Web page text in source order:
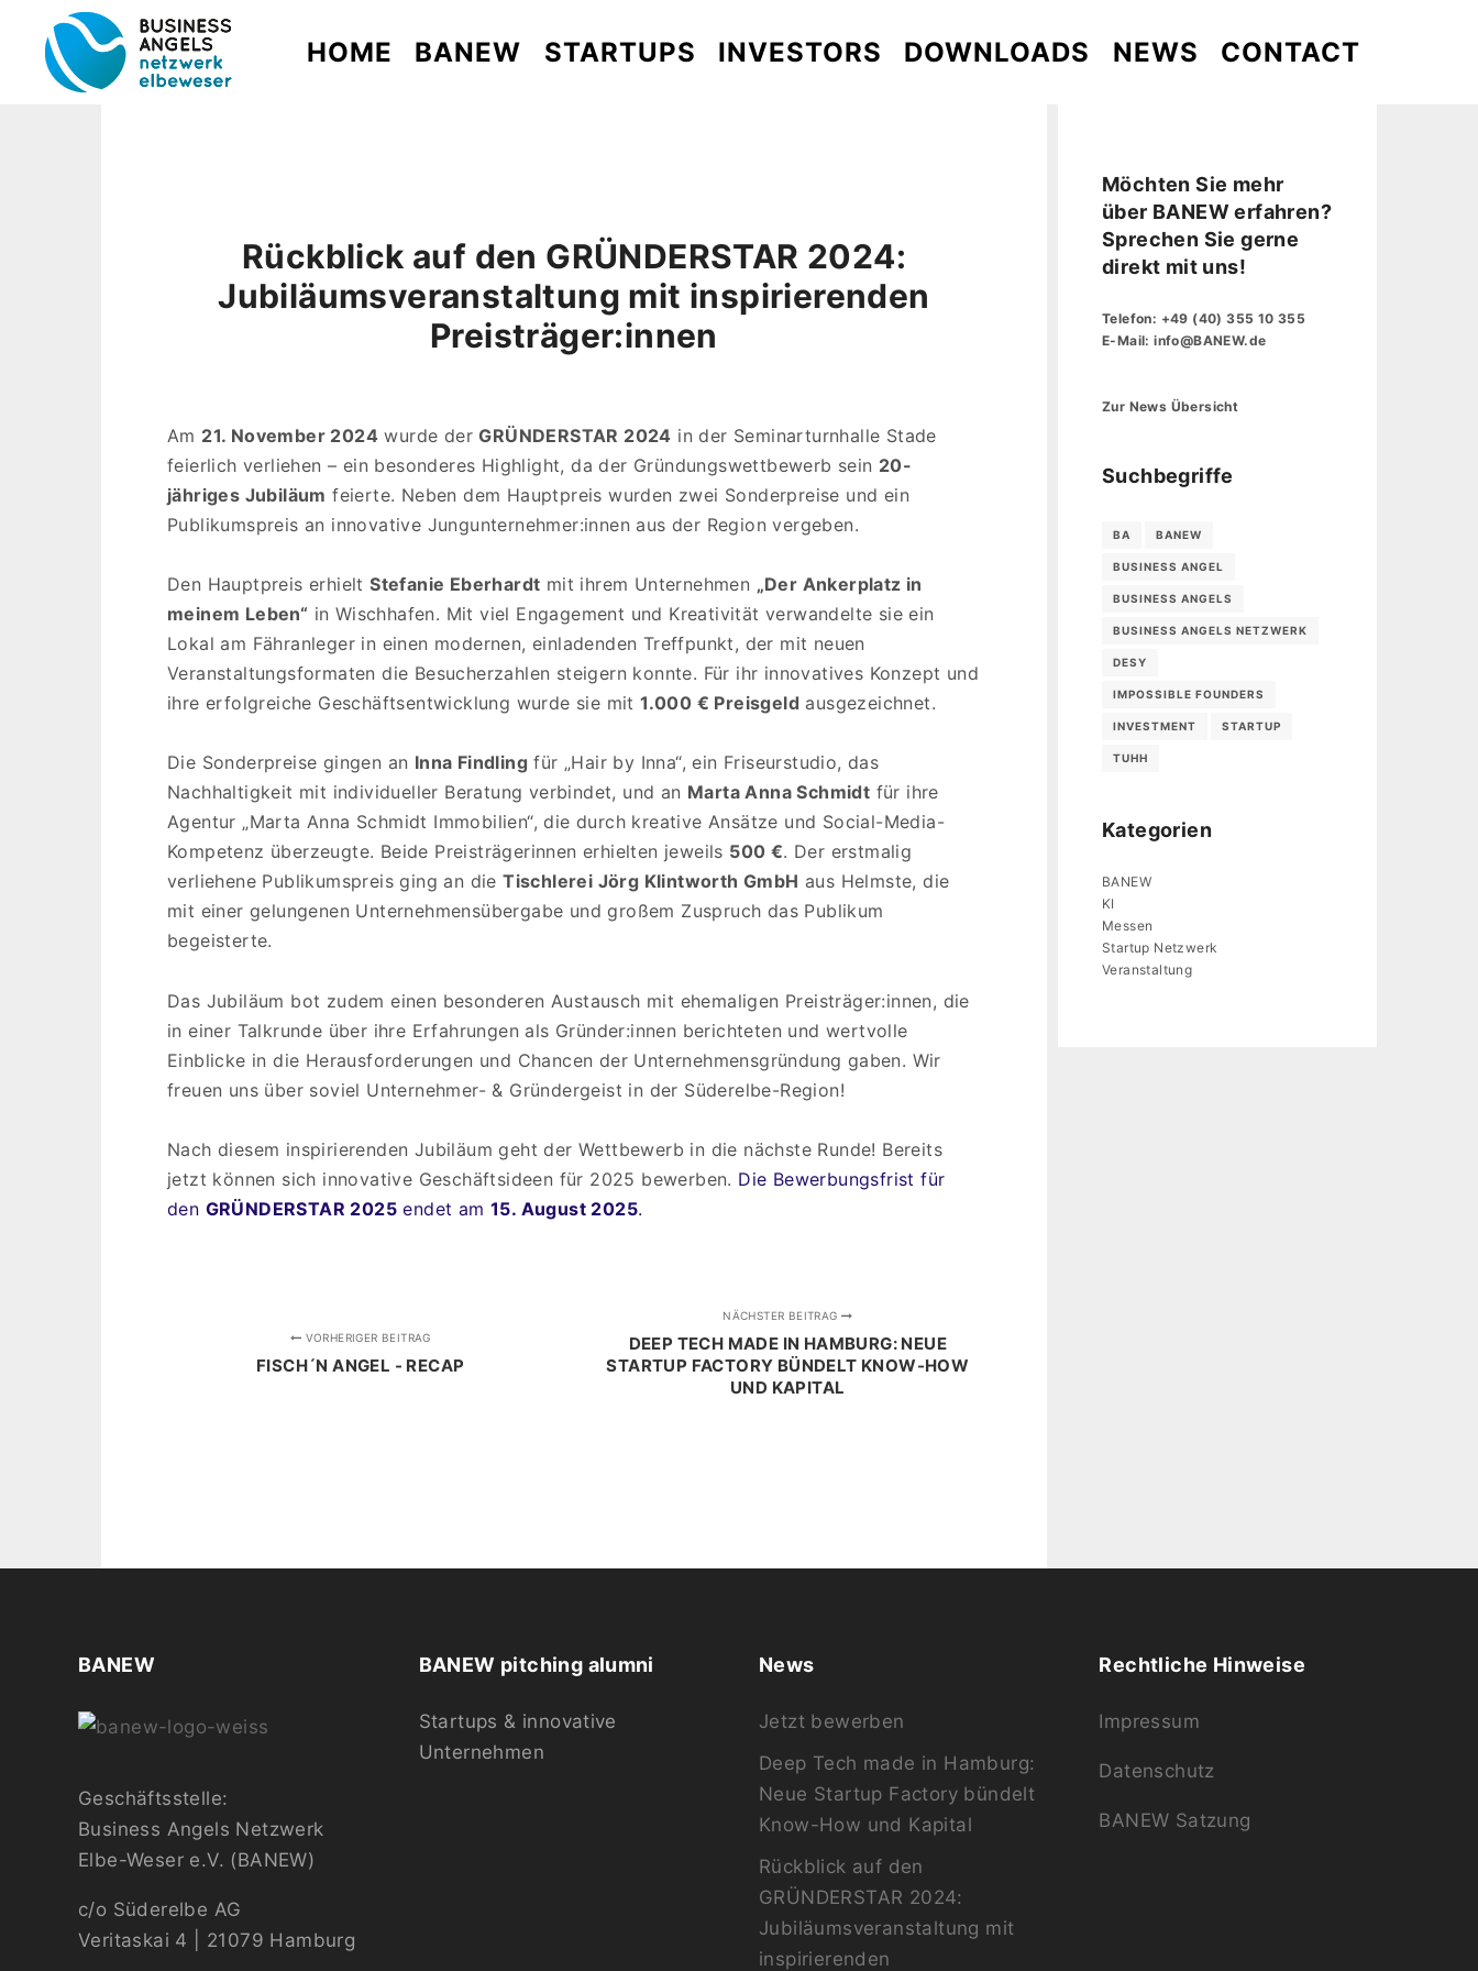
HOME BANEW STARTUPS INVESTORS DOWNLOADS NEWS CONTACT
Rückblick auf den GRÜNDERSTAR 2024:
Jubiläumsveranstaltung mit inspirierenden
Preisträger:innen
Am 21. November 2024 wurde derGRÜNDERSTAR 2024 in der Seminarturnhalle Stade
feierlich verliehen – ein besonderes Highlight, da der Gründungswettbewerb sein 20-
jähriges Jubiläum feierte. Neben dem Hauptpreis wurden zwei Sonderpreise und ein
Publikumspreis an innovative Jungunternehmer:innen aus der Region vergeben.
Den Hauptpreis erhieltStefanie Eberhardt mit ihrem Unternehmen „Der Ankerplatz in
meinem Leben“ in Wischhafen. Mit viel Engagement und Kreativität verwandelte sie ein
Lokal am Fähranleger in einen modernen, einladenden Treffpunkt, der mit neuen
Veranstaltungsformaten die Besucherzahlen steigern konnte. Für ihr innovatives Konzept und
ihre erfolgreiche Geschäftsentwicklung wurde sie mit1.000 € Preisgeld ausgezeichnet.
Die Sonderpreise gingen an Inna Findling für „Hair by Inna“, ein Friseurstudio, das
Nachhaltigkeit mit individueller Beratung verbindet, und an Marta Anna Schmidt für ihre
Agentur „Marta Anna Schmidt Immobilien“, die durch kreative Ansätze und Social-Media-
Kompetenz überzeugte. Beide Preisträgerinnen erhielten jeweils 500 €. Der erstmalig
verliehene Publikumspreis ging an dieTischlerei Jörg Klintworth GmbH aus Helmste, die
mit einer gelungenen Unternehmensübergabe und großem Zuspruch das Publikum
begeisterte.
Das Jubiläum bot zudem einen besonderen Austausch mit ehemaligen Preisträger:innen, die
in einer Talkrunde über ihre Erfahrungen als Gründer:innen berichteten und wertvolle
Einblicke in die Herausforderungen und Chancen der Unternehmensgründung gaben. Wir
freuen uns über soviel Unternehmer- & Gründergeist in der Süderelbe-Region!
Nach diesem inspirierenden Jubiläum geht der Wettbewerb in die nächste Runde! Bereits
jetzt können sich innovative Geschäftsideen für 2025 bewerben. Die Bewerbungsfrist für
den GRÜNDERSTAR 2025 endet am15. August 2025.
VORHERIGER BEITRAG
FISCH´N ANGEL - RECAP
NÄCHSTER BEITRAG
DEEP TECH MADE IN HAMBURG: NEUE
STARTUP FACTORY BÜNDELT KNOW-HOW
UND KAPITAL
Möchten Sie mehr
über BANEW erfahren?
Sprechen Sie gerne
direkt mit uns!
Telefon: +49 (40) 355 10 355
E-Mail:info@BANEW.de
Zur News Übersicht
Suchbegriffe
BA BANEW
BUSINESS ANGEL
BUSINESS ANGELS
BUSINESS ANGELS NETZWERK
DESY
IMPOSSIBLE FOUNDERS
INVESTMENT STARTUP
TUHH
Kategorien
BANEW
KI
Messen
Startup Netzwerk
Veranstaltung
BANEW
Geschäftsstelle:
Business Angels Netzwerk
Elbe-Weser e.V. (BANEW)
c/o Süderelbe AG
Veritaskai 4 | 21079 Hamburg
BANEW pitching alumni
Startups & innovative
Unternehmen
News
Jetzt bewerben
Deep Tech made in Hamburg:
Neue Startup Factory bündelt
Know-How und Kapital
Rückblick auf den
GRÜNDERSTAR 2024:
Jubiläumsveranstaltung mit
inspirierenden
Rechtliche Hinweise
Impressum
Datenschutz
BANEW Satzung